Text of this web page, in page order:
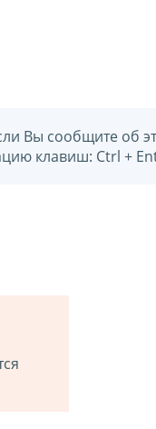
Вы сообщите об
клавиш: Ctrl +